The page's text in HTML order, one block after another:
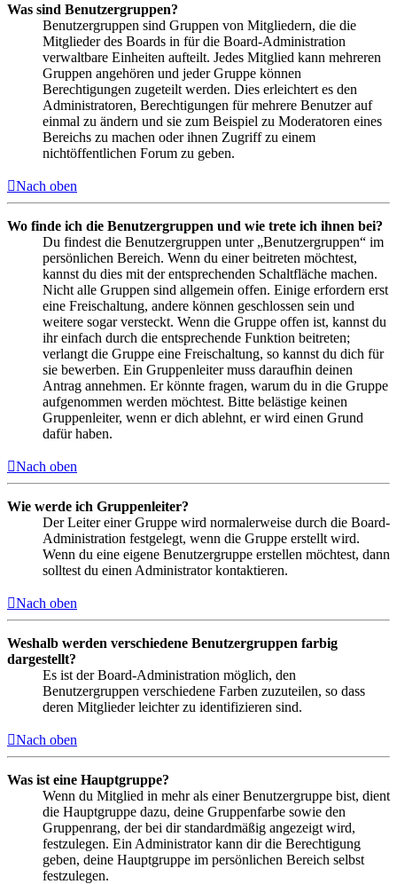
Was sind Benutzergruppen?
Benutzergruppen sind Gruppen von Mitgliedern, die die
Mitglieder des Boards in für die Board-Administration
verwaltbare Einheiten aufteilt. Jedes Mitglied kann mehreren
Gruppen angehören und jeder Gruppe können
Berechtigungen zugeteilt werden. Dies erleichtert es den
Administratoren, Berechtigungen für mehrere Benutzer auf
einmal zu ändern und sie zum Beispiel zu Moderatoren eines
Bereichs zu machen oder ihnen Zugriff zu einem
nichtöffentlichen Forum zu geben.
Nach oben
Wo finde ich die Benutzergruppen und wie trete ich ihnen bei?
Du findest die Benutzergruppen unter „Benutzergruppen“ im
persönlichen Bereich. Wenn du einer beitreten möchtest,
kannst du dies mit der entsprechenden Schaltfläche machen.
Nicht alle Gruppen sind allgemein offen. Einige erfordern erst
eine Freischaltung, andere können geschlossen sein und
weitere sogar versteckt. Wenn die Gruppe offen ist, kannst du
ihr einfach durch die entsprechende Funktion beitreten;
verlangt die Gruppe eine Freischaltung, so kannst du dich für
sie bewerben. Ein Gruppenleiter muss daraufhin deinen
Antrag annehmen. Er könnte fragen, warum du in die Gruppe
aufgenommen werden möchtest. Bitte belästige keinen
Gruppenleiter, wenn er dich ablehnt, er wird einen Grund
dafür haben.
Nach oben
Wie werde ich Gruppenleiter?
Der Leiter einer Gruppe wird normalerweise durch die Board-
Administration festgelegt, wenn die Gruppe erstellt wird.
Wenn du eine eigene Benutzergruppe erstellen möchtest, dann
solltest du einen Administrator kontaktieren.
Nach oben
Weshalb werden verschiedene Benutzergruppen farbig
dargestellt?
Es ist der Board-Administration möglich, den
Benutzergruppen verschiedene Farben zuzuteilen, so dass
deren Mitglieder leichter zu identifizieren sind.
Nach oben
Was ist eine Hauptgruppe?
Wenn du Mitglied in mehr als einer Benutzergruppe bist, dient
die Hauptgruppe dazu, deine Gruppenfarbe sowie den
Gruppenrang, der bei dir standardmäßig angezeigt wird,
festzulegen. Ein Administrator kann dir die Berechtigung
geben, deine Hauptgruppe im persönlichen Bereich selbst
festzulegen.